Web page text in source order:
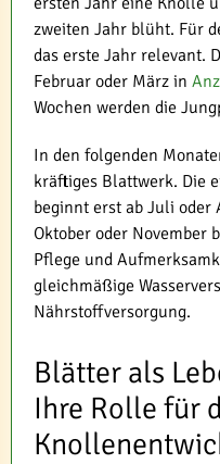
zweiten Jahr blüht. Für
das erste Jahr relevant.
Februar oder März in
Wochen werden die
In den folgenden
kräftiges Blattwerk. Die
beginnt erst ab Juli oder
Oktober oder
Pflege und
gleichmäßige
Nährstoffversorgung.
Blätter als
Ihre Rolle für